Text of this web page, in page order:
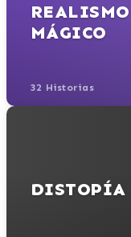
REALISMO
MÁGICO
32 Historias
DISTOPÍA